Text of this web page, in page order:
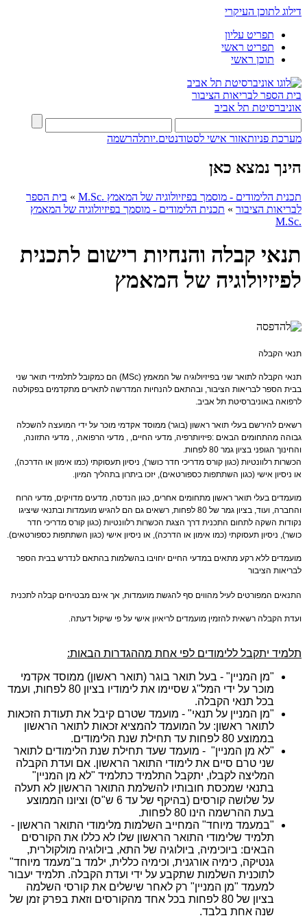
דילוג לתוכן העיקרי
תפריט עליון
תפריט ראשי
תוכן ראשי
בית הספר לבריאות הציבור
אוניברסיטת תל אביב
מערכת פניותאזור אישי לסטודנטים.יותלהרשמה
הינך נמצא כאן
תכנית הלימודים - מוסמך בפיזיולוגיה של המאמץ .M.Sc » בית הספר
לבריאות הציבור » תכנית הלימודים - מוסמך בפיזיולוגיה של המאמץ
.M.Sc
תנאי קבלה והנחיות רישום לתכנית
לפיזיולוגיה של המאמץ
תנאי הקבלה
תנאי הקבלה לתואר שני בפיזיולוגיה של המאמץ (MSc) הם כמקובל לתלמידי תואר שני
בבית הספר לבריאות הציבור, ובהתאם להנחיות המדרשה לתארים מתקדמים בפקולטה
לרפואה באוניברסיטת תל אביב.
רשאים להירשם בעלי תואר ראשון (בוגר) ממוסד אקדמי מוכר על ידי המועצה להשכלה
גבוהה מהתחומים הבאים :פיזיותרפיה, מדעי החיים, , מדעי הרפואה, , מדעי התזונה,
והחינוך הגופני בציון גמר 80 לפחות.
הכשרות רלוונטיות (כגון קורס מדריכי חדר כושר), ניסיון תעסוקתי (כמו אימון או הדרכה),
או ניסיון אישי (כגון השתתפות כספורטאים), יזכו ביתרון בתהליך המיון.
מועמדים בעלי תואר ראשון מתחומים אחרים, כגון הנדסה, מדעים מדויקים, מדעי הרוח
והחברה, ועוד, בציון גמר של 80 לפחות, רשאים גם הם להגיש מועמדות ובתנאי שיציגו
נקודות השקה לתחום התכנית דרך הצגת הכשרות רלוונטיות (כגון קורס מדריכי חדר
כושר), ניסיון תעסוקתי (כמו אימון או הדרכה), או ניסיון אישי (כגון השתתפות כספורטאים).
מועמדים ללא רקע מתאים במדעי החיים יחויבו בהשלמות בהתאם לנדרש בבית הספר
לבריאות הציבור
התנאים המפורטים לעיל מהווים סף להגשת מועמדות, אך אינם מבטיחים קבלה לתכנית
ועדת הקבלה רשאית להזמין מועמדים לריאיון אישי על פי שיקול דעתה.
תלמיד יתקבל ללימודים לפי אחת מההגדרות הבאות:
"מן המניין" - בעל תואר בוגר (תואר ראשון) ממוסד אקדמי
מוכר על ידי המל"ג שסיימו את לימודיו בציון 80 לפחות, ועמד
בכל תנאי הקבלה.
"מן המניין על תנאי" - מועמד שטרם קיבל את תעודת הזכאות
לתואר ראשון: על המועמד להמציא זכאות לתואר הראשון
בממוצע 80 לפחות עד תחילת שנת הלימודים.
"לא מן המניין" - מועמד שעד תחילת שנת הלימודים לתואר
שני טרם סיים את לימודי התואר הראשון. אם ועדת הקבלה
המליצה לקבלו, יתקבל התלמיד כתלמיד "לא מן המניין"
בתנאי שמכסת חובותיו להשלמת התואר הראשון לא תעלה
על שלושה קורסים (בהיקף של עד 6 ש"ס) וציונו הממוצע
בעת ההרשמה הינו 80 לפחות.
"במעמד מיוחד" המחייב השלמות מלימודי התואר הראשון -
תלמיד שלימודי התואר הראשון שלו לא כללו את הקורסים
הבאים: ביוכימיה, ביולוגיה של התא, ביולוגיה מולקולרית,
גנטיקה, כימיה אורגנית, וכימיה כללית, ילמד ב"מעמד מיוחד"
לתוכנית השלמות שתקבע על ידי ועדת הקבלה. תלמיד יעבור
למעמד "מן המניין" רק לאחר שישלים את קורסי השלמה
בציון של 80 לפחות בכל אחד מהקורסים וזאת בפרק זמן של
שנה אחת בלבד.